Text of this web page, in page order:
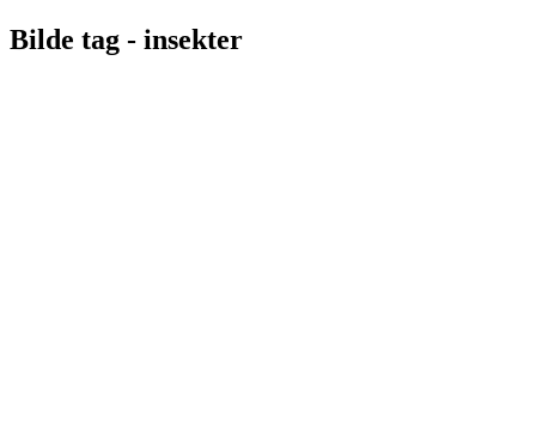
Bilde tag - insekter